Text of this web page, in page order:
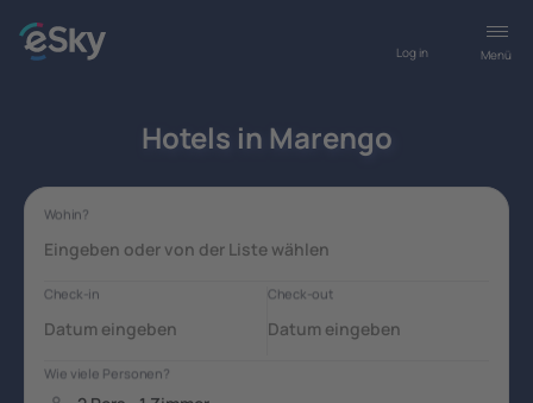
Menü
Log in
Hotels in Marengo